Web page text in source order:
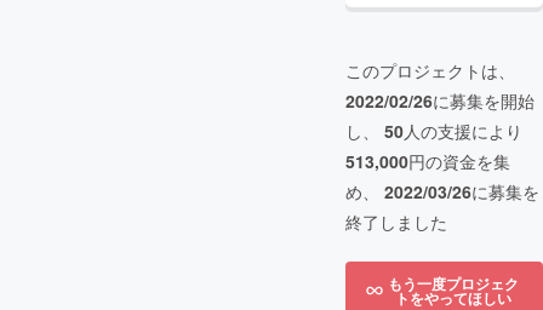
このプロジェクトは、
2022/02/26に募集を開始
し、 50人の支援により
513,000円の資金を集
め、 2022/03/26に募集を
終了しました
もう一度プロジェク
トをやってほしい